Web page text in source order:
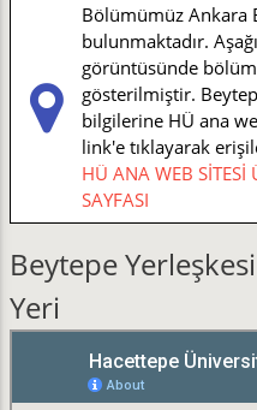
Bölümümüz Ankara
bulunmaktadır.
görüntüsünde
gösterilmiştir.
bilgilerine HÜ ana
link'e tıklayarak
HÜ ANA WEB SİTESİ
SAYFASI
Beytepe
Yeri